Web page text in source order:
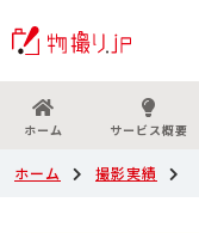
ホーム サービス概要
ホーム 撮影実績